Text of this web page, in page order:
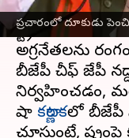
ప్రచారంలో దూకుడు
కర్ణాటకలోఅసెంబ్లీ
రాష్ట్రంలో అధికార
అగ్రనేతలను
బీజేపీ చీఫ్ జేపీ
నిర్వహించడం,
షా కర్ణాటకలో బీజేపీ